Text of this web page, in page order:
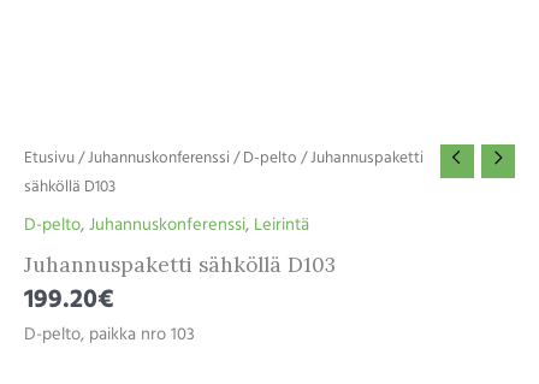
Etusivu /Juhannuskonferenssi / D-pelto / Juhannuspaketti
sähköllä D103
D-pelto, Juhannuskonferenssi, Leirintä
Juhannuspaketti sähköllä D103
199.20€
D-pelto, paikka nro 103